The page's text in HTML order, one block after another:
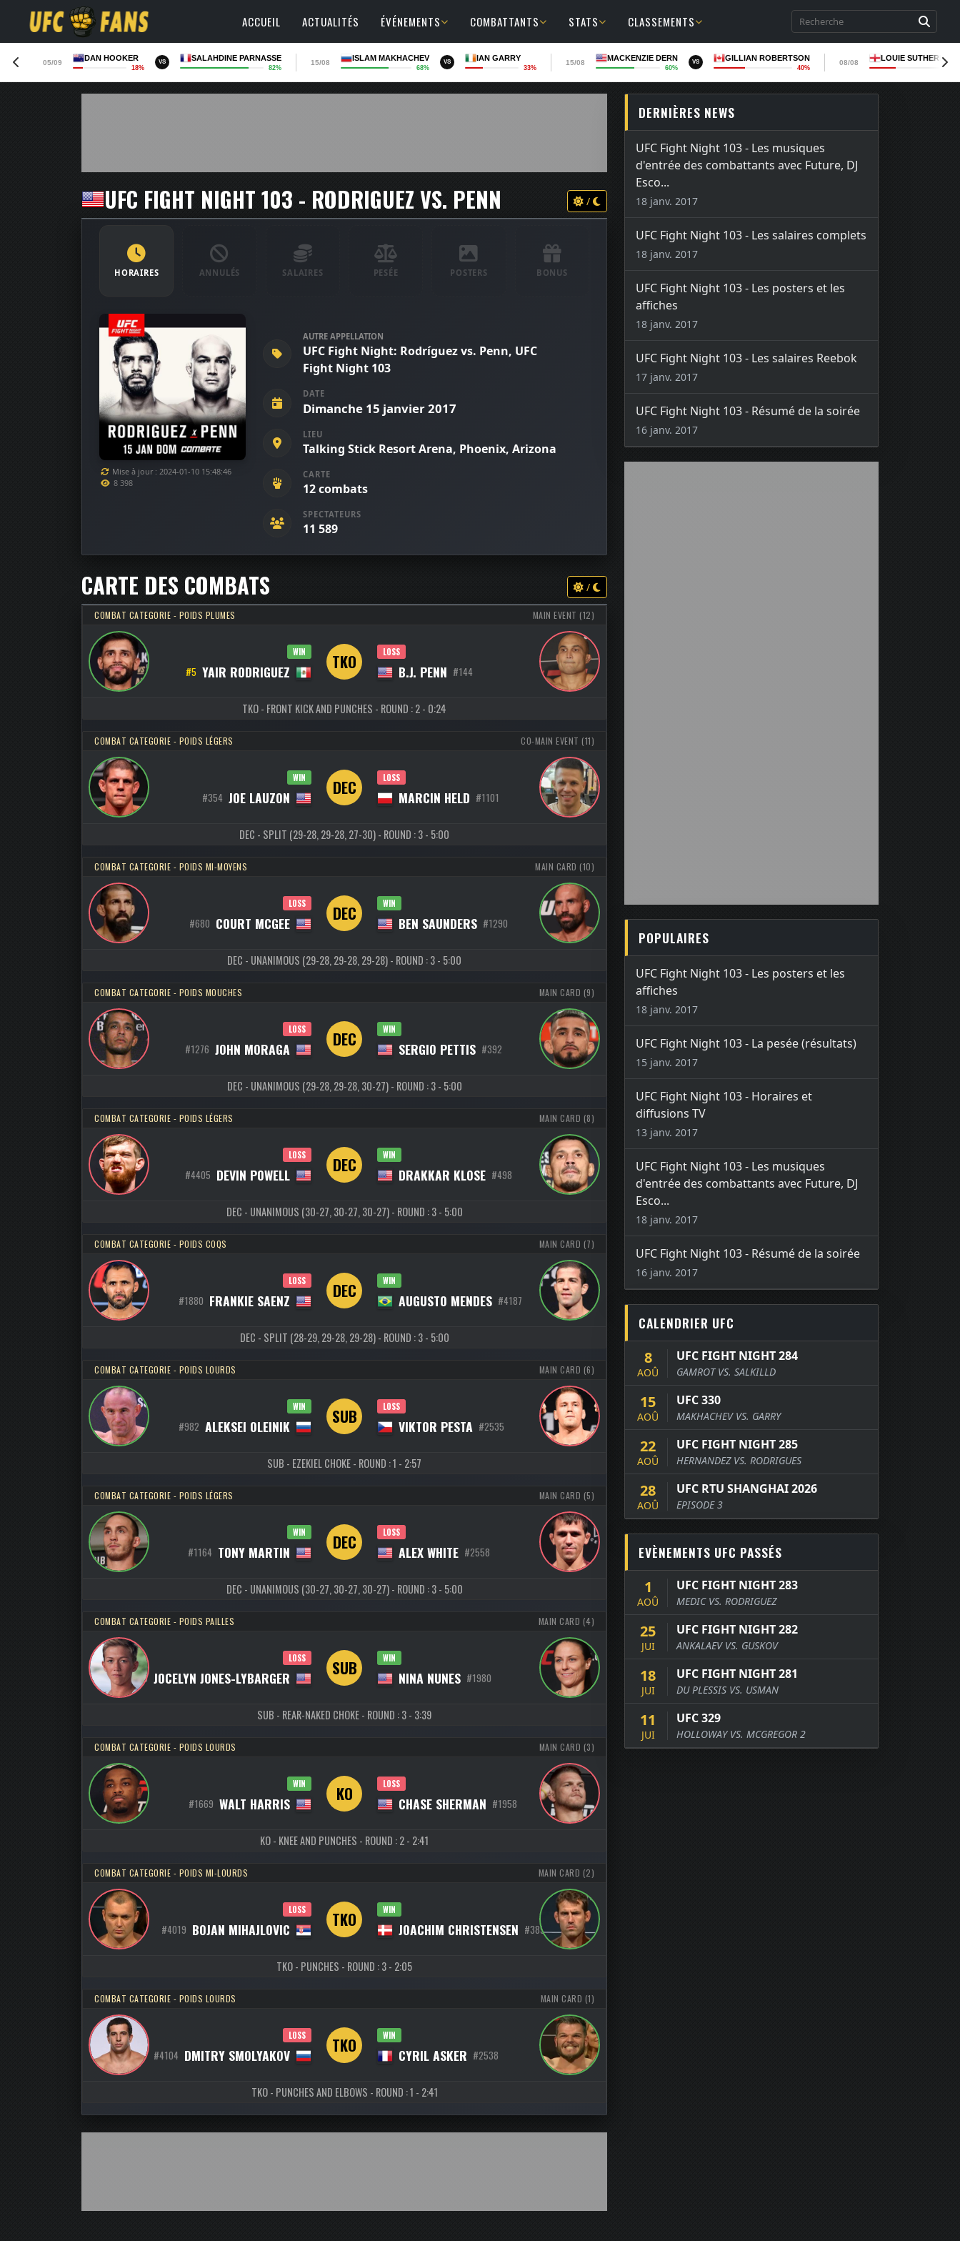
ACCUEIL ACTUALITÉS ÉVÉNEMENTS COMBATTANTS STATS CLASSEMENTS
05/09
DAN HOOKER
18%
VS SALAHDINE PARNASSE
82%
15/08
ISLAM MAKHACHEV
68%
VS IAN GARRY
33%
15/08
MACKENZIE DERN
60%
VS GILLIAN ROBERTSON
40%
08/08
LOUIE
UFC FIGHT NIGHT 103 - RODRIGUEZ VS. PENN /
HORAIRES ANNULÉS SALAIRES PESÉE POSTERS BONUS
Mise à jour : 2024-01-10 15:48:46
8 398
AUTRE APPELLATION
UFC Fight Night: Rodríguez vs. Penn, UFC
Fight Night 103
DATE
Dimanche 15 janvier 2017
LIEU
Talking Stick Resort Arena, Phoenix, Arizona
CARTE
12 combats
SPECTATEURS
11 589
CARTE DES COMBATS /
COMBAT CATEGORIE - POIDS PLUMES MAIN EVENT (12)
WIN
#5 YAIR RODRIGUEZ TKO LOSS
B.J. PENN #144
TKO - FRONT KICK AND PUNCHES - ROUND : 2 - 0:24
COMBAT CATEGORIE - POIDS LÉGERS CO-MAIN EVENT (11)
WIN
#354 JOE LAUZON DEC LOSS
MARCIN HELD #1101
DEC - SPLIT (29-28, 29-28, 27-30) - ROUND : 3 - 5:00
COMBAT CATEGORIE - POIDS MI-MOYENS MAIN CARD (10)
LOSS
#680 COURT MCGEE DEC WIN
BEN SAUNDERS #1290
DEC - UNANIMOUS (29-28, 29-28, 29-28) - ROUND : 3 - 5:00
COMBAT CATEGORIE - POIDS MOUCHES MAIN CARD (9)
LOSS
#1276 JOHN MORAGA DEC WIN
SERGIO PETTIS #392
DEC - UNANIMOUS (29-28, 29-28, 30-27) - ROUND : 3 - 5:00
COMBAT CATEGORIE - POIDS LÉGERS MAIN CARD (8)
LOSS
#4405 DEVIN POWELL DEC WIN
DRAKKAR KLOSE #498
DEC - UNANIMOUS (30-27, 30-27, 30-27) - ROUND : 3 - 5:00
COMBAT CATEGORIE - POIDS COQS MAIN CARD (7)
LOSS
#1880 FRANKIE SAENZ DEC WIN
AUGUSTO MENDES #4187
DEC - SPLIT (28-29, 29-28, 29-28) - ROUND : 3 - 5:00
COMBAT CATEGORIE - POIDS LOURDS MAIN CARD (6)
WIN
#982 ALEKSEI OLEINIK SUB LOSS
VIKTOR PESTA #2535
SUB - EZEKIEL CHOKE - ROUND : 1 - 2:57
COMBAT CATEGORIE - POIDS LÉGERS MAIN CARD (5)
WIN
#1164 TONY MARTIN DEC LOSS
ALEX WHITE #2558
DEC - UNANIMOUS (30-27, 30-27, 30-27) - ROUND : 3 - 5:00
COMBAT CATEGORIE - POIDS PAILLES MAIN CARD (4)
LOSS
#4513 JOCELYN JONES-LYBARGER SUB WIN
NINA NUNES #1980
SUB - REAR-NAKED CHOKE - ROUND : 3 - 3:39
COMBAT CATEGORIE - POIDS LOURDS MAIN CARD (3)
WIN
#1669 WALT HARRIS KO LOSS
CHASE SHERMAN #1958
KO - KNEE AND PUNCHES - ROUND : 2 - 2:41
COMBAT CATEGORIE - POIDS MI-LOURDS MAIN CARD (2)
LOSS
#4019 BOJAN MIHAJLOVIC TKO WIN
JOACHIM CHRISTENSEN #3893
TKO - PUNCHES - ROUND : 3 - 2:05
COMBAT CATEGORIE - POIDS LOURDS MAIN CARD (1)
LOSS
#4104 DMITRY SMOLYAKOV TKO WIN
CYRIL ASKER #2538
TKO - PUNCHES AND ELBOWS - ROUND : 1 - 2:41
DERNIÈRES NEWS
UFC Fight Night 103 - Les musiques
d'entrée des combattants avec Future, DJ
Esco...
18 janv. 2017
UFC Fight Night 103 - Les salaires complets
18 janv. 2017
UFC Fight Night 103 - Les posters et les
affiches
18 janv. 2017
UFC Fight Night 103 - Les salaires Reebok
17 janv. 2017
UFC Fight Night 103 - Résumé de la soirée
16 janv. 2017
POPULAIRES
UFC Fight Night 103 - Les posters et les
affiches
18 janv. 2017
UFC Fight Night 103 - La pesée (résultats)
15 janv. 2017
UFC Fight Night 103 - Horaires et
diffusions TV
13 janv. 2017
UFC Fight Night 103 - Les musiques
d'entrée des combattants avec Future, DJ
Esco...
18 janv. 2017
UFC Fight Night 103 - Résumé de la soirée
16 janv. 2017
CALENDRIER UFC
8
AOÛ
UFC FIGHT NIGHT 284
GAMROT VS. SALKILLD
15
AOÛ
UFC 330
MAKHACHEV VS. GARRY
22
AOÛ
UFC FIGHT NIGHT 285
HERNANDEZ VS. RODRIGUES
28
AOÛ
UFC RTU SHANGHAI 2026
EPISODE 3
EVÈNEMENTS UFC PASSÉS
1
AOÛ
UFC FIGHT NIGHT 283
MEDIC VS. RODRIGUEZ
25
JUI
UFC FIGHT NIGHT 282
ANKALAEV VS. GUSKOV
18
JUI
UFC FIGHT NIGHT 281
DU PLESSIS VS. USMAN
11
JUI
UFC 329
HOLLOWAY VS. MCGREGOR 2